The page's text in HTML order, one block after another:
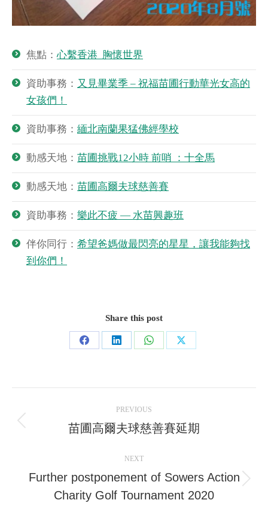
焦點：心繫香港 胸懷世界
資助事務： 又見畢業季 – 祝福苗圃行動華光女高的
女孩們！
資助事務： 緬北南蘭果猛佛經學校
動感天地： 苗圃挑戰12小時 前哨 ：十全馬
動感天地： 苗圃高爾夫球慈善賽
資助事務： 樂此不疲 — 水苗興趣班
伴你同行： 希望爸媽做最閃亮的星星，讓我能夠找
到你們！
Share this post
Share
Share
Share
Share
navigation
PREVIOUS
Previous
苗圃高爾夫球慈善賽延期
NEXT
post:
Further postponement of Sowers Action
Charity Golf Tournament 2020